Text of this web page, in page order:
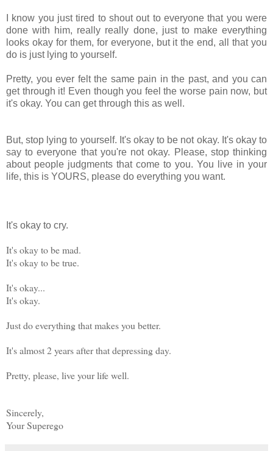
I know you just tired to shout out to everyone that you were
done with him, really really done, just to make everything
looks okay for them, for everyone, but it the end, all that you
do is just lying to yourself.
Pretty, you ever felt the same pain in the past, and you can
get through it! Even though you feel the worse pain now, but
it's okay. You can get through this as well.
But, stop lying to yourself. It's okay to be not okay. It's okay to
say to everyone that you're not okay. Please, stop thinking
about people judgments that come to you. You live in your
life, this is YOURS, please do everything you want.
It's okay to cry.
It's okay to be mad.
It's okay to be true.
It's okay...
It's okay.
Just do everything that makes you better.
It's almost 2 years after that depressing day.
Pretty, please, live your life well.
Sincerely,
Your Superego